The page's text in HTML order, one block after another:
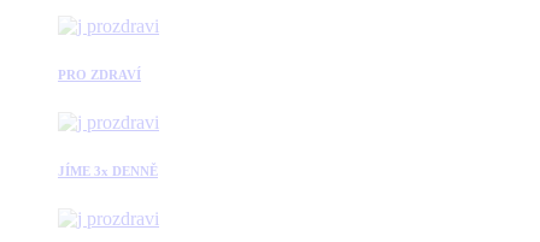
PRO ZDRAVÍ
JÍME 3x DENNĚ